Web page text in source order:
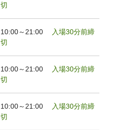
切
10:00～21:00 入場30分前締
切
10:00～21:00 入場30分前締
切
10:00～21:00 入場30分前締
切